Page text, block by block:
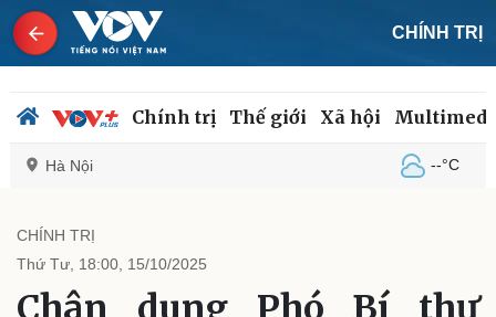
CHÍNH TRỊ
Chính trị Thế giới Xã hội
Hà Nội --°C
Chính trị
Đảng
Tin 24h
CHÍNH TRỊ
Thứ Tư, 18:00, 15/10/2025
Chân dung Phó Bí thư